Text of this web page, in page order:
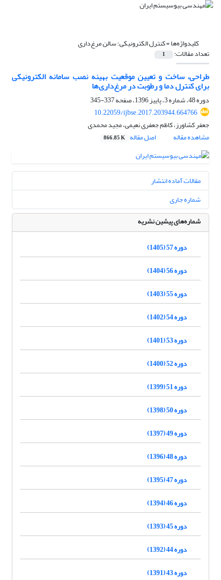
کلیدواژه‌ها =کنترل الکترونیکی؛ سالن مرغ‌داری
تعداد مقالات: 1
طراحی، ساخت و تعیین موقعیت بهینه نصب سامانه الکترونیکی
برای کنترل دما و رطوبت در مرغ‌داری‌ها
دوره 48، شماره 3، پاییز 1396، صفحه
337-345
10.22059/ijbse.2017.203944.664766
جعفر کشاورز، کاظم جعفری نعیمی، مجید محمدی
مشاهده مقاله
اصل مقاله 866.85 K
مقالات آماده انتشار
شماره جاری
شماره‌های پیشین نشریه
دوره 57 (1405)
دوره 56 (1404)
دوره 55 (1403)
دوره 54 (1402)
دوره 53 (1401)
دوره 52 (1400)
دوره 51 (1399)
دوره 50 (1398)
دوره 49 (1397)
دوره 48 (1396)
دوره 47 (1395)
دوره 46 (1394)
دوره 45 (1393)
دوره 44 (1392)
دوره 43 (1391)